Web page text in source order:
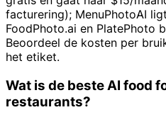
facturering); MenuPhotoAI
FoodPhoto.ai en PlatePhoto
Beoordeel de kosten per
het etiket.
Wat is de beste AI food
restaurants?